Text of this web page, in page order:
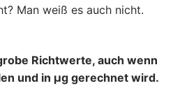
Man weiß es auch nicht.
Richtwerte, auch wenn
und in µg gerechnet wird.